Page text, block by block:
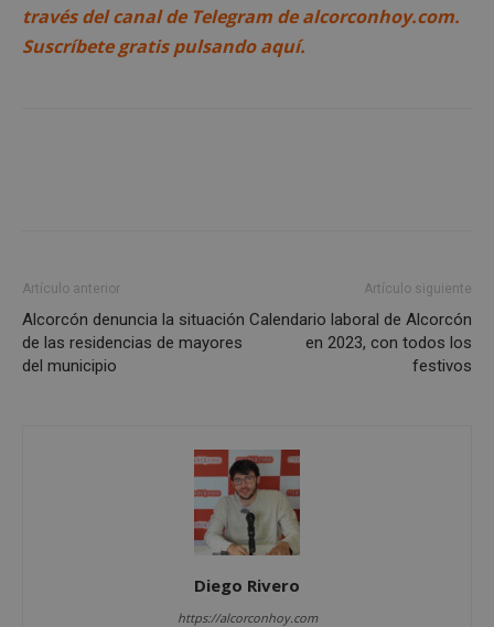
través del canal de Telegram de alcorconhoy.com.
Suscríbete gratis pulsando aquí.
Artículo anterior
Alcorcón denuncia la situación
de las residencias de mayores
del municipio
Artículo siguiente
Calendario laboral de Alcorcón
en 2023, con todos los
festivos
Diego Rivero
https://alcorconhoy.com
Las cookies estrictamente necesarias permiten la
inicio de sesión de usuario y la gestión de cuentas.
El sitio web no se puede utilizar correctamente sin
las cookies estrictamente necesarias.
alcorconhoy.com